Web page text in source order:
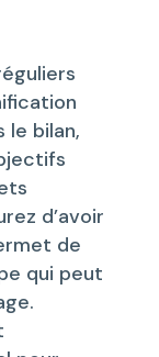
le bilan,
d’avoir
de
qui peut